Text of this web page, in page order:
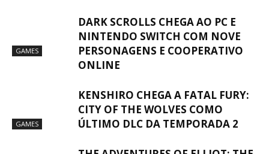
GAMES
DARK SCROLLS CHEGA AO PC E
NINTENDO SWITCH COM NOVE
PERSONAGENS E COOPERATIVO
ONLINE
GAMES
KENSHIRO CHEGA A FATAL FURY:
CITY OF THE WOLVES COMO
ÚLTIMO DLC DA TEMPORADA 2